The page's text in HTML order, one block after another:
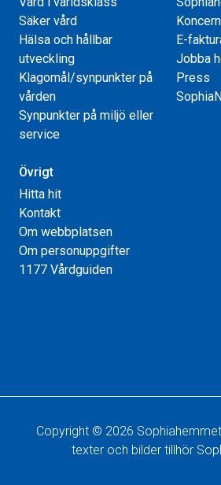
Säker vård
Hälsa och hållbar
utveckling
Klagomål/synpunkter på
vården
Synpunkter på miljö eller
service
E-
Jobba
Press
Övrigt
Hitta hit
Kontakt
Om webbplatsen
Om personuppgifter
1177 Vårdguiden
Copyright © 2026
texter och bilder tillhör